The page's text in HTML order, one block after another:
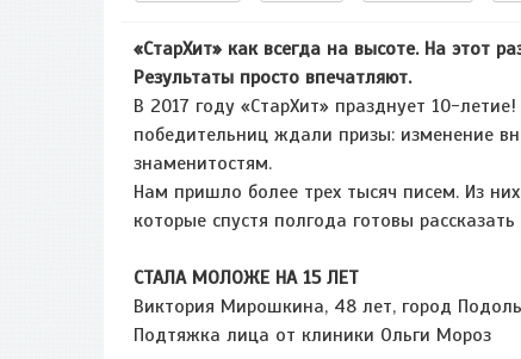
«СтарХит» как всегда на высоте. На этот
Результаты просто впечатляют.
В 2017 году «СтарХит» празднует 10-
победительниц ждали призы: изменение
знаменитостям.
Нам пришло более трех тысяч писем. Из
которые спустя полгода готовы
СТАЛА МОЛОЖЕ НА 15 ЛЕТ
Виктория Мирошкина, 48 лет, город
Подтяжка лица от клиники Ольги Мороз